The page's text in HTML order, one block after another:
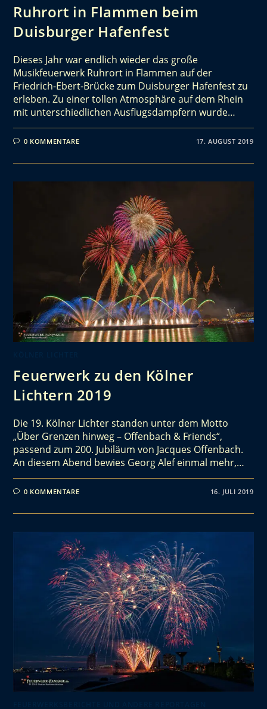
Ruhrort in Flammen beim
Duisburger Hafenfest
Dieses Jahr war endlich wieder das große
Musikfeuerwerk Ruhrort in Flammen auf der
Friedrich-Ebert-Brücke zum Duisburger Hafenfest zu
erleben. Zu einer tollen Atmosphäre auf dem Rhein
mit unterschiedlichen Ausflugsdampfern wurde…
0 KOMMENTARE 17. AUGUST 2019
Feuerwerk zu den Kölner
Lichtern 2019
Die 19. Kölner Lichter standen unter dem Motto
„Über Grenzen hinweg – Offenbach & Friends“,
passend zum 200. Jubiläum von Jacques Offenbach.
An diesem Abend bewies Georg Alef einmal mehr,…
0 KOMMENTARE 16. JULI 2019